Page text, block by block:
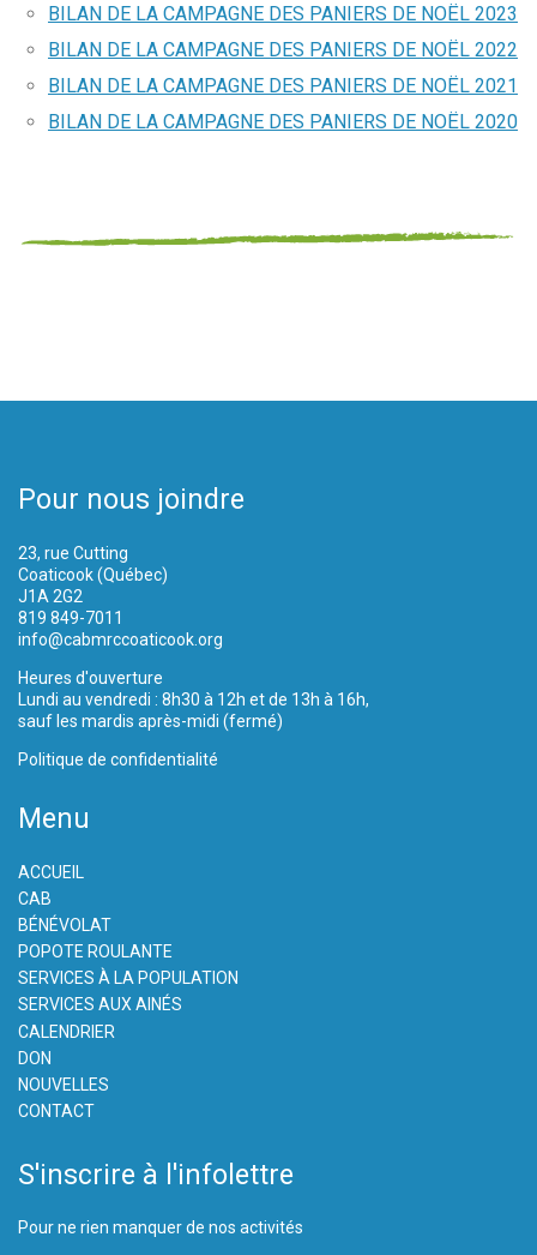
BILAN DE LA CAMPAGNE DES PANIERS DE NOËL 2023
BILAN DE LA CAMPAGNE DES PANIERS DE NOËL 2022
BILAN DE LA CAMPAGNE DES PANIERS DE NOËL 2021
BILAN DE LA CAMPAGNE DES PANIERS DE NOËL 2020
Pour nous joindre
23, rue Cutting
Coaticook (Québec)
J1A 2G2
819 849-7011
info@cabmrccoaticook.org
Heures d'ouverture
Lundi au vendredi : 8h30 à 12h et de 13h à 16h,
sauf les mardis après-midi (fermé)
Politique de confidentialité
Menu
ACCUEIL
CAB
BÉNÉVOLAT
POPOTE ROULANTE
SERVICES À LA POPULATION
SERVICES AUX AINÉS
CALENDRIER
DON
NOUVELLES
CONTACT
S'inscrire à l'infolettre
Pour ne rien manquer de nos activités